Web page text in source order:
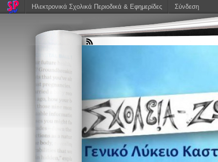
Ηλεκτρονικά Σχολικά Περιοδικά & Εφημερίδες Σύνδεση